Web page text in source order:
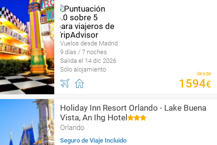
Vuelos desde Madrid
9 días / 7 noches
Salida el 14 dic 2026
Sólo alojamiento
desde
1594€
Holiday Inn Resort Orlando - Lake Buena
Vista, An Ihg Hotel
Orlando
Seguro de Viaje Incluido